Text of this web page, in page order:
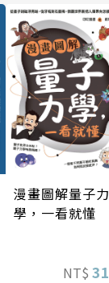
漫畫圖解量子力
學，一看就懂
NT$